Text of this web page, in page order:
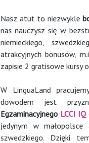
Nasz atut to niezwykle
nas nauczysz się w
niemieckiego,
atrakcyjnych bonusów,
zapisie 2 gratisowe kursy
W LinguaLand
dowodem jest
Egzaminacyjnego LCCI IQ
jedynym w małopolsce
szwedzkiego. Dzięki